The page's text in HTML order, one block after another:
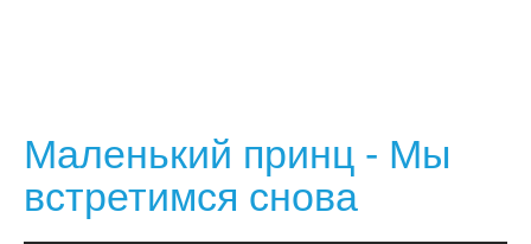
Маленький принц - Мы
встретимся снова